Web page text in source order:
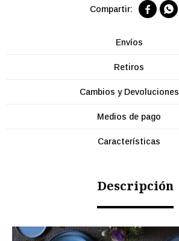
 
Envíos
Retiros
Cambios y Devoluciones
Medios de pago
Características
Descripción